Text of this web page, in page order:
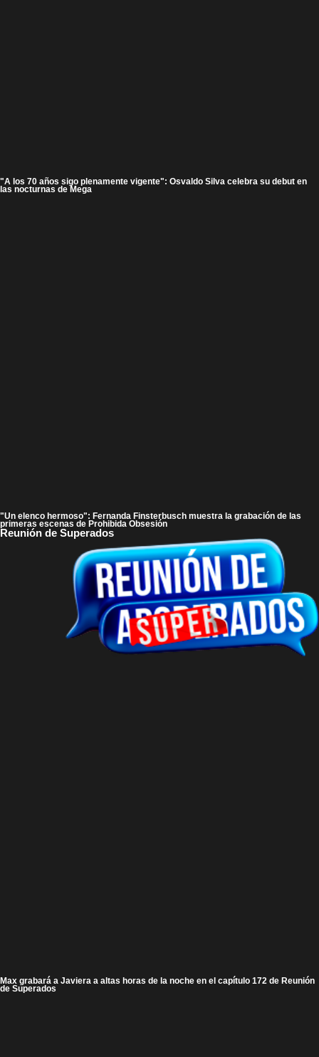
"A los 70 años sigo plenamente vigente": Osvaldo Silva celebra su debut en
las nocturnas de Mega
"Un elenco hermoso": Fernanda Finsterbusch muestra la grabación de las
primeras escenas de Prohibida Obsesión
Reunión de Superados
Max grabará a Javiera a altas horas de la noche en el capítulo 172 de Reunión
de Superados